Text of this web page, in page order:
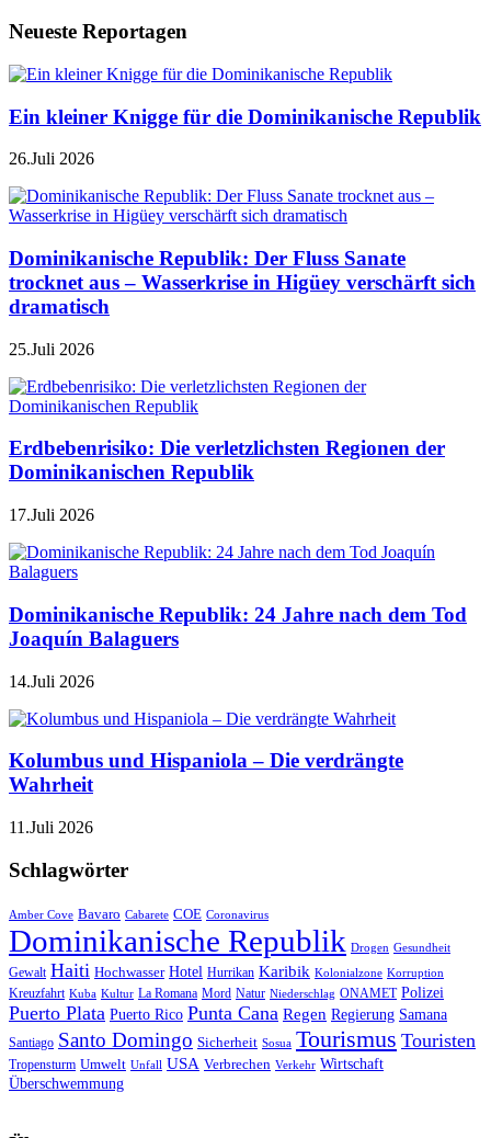
Neueste Reportagen
Ein kleiner Knigge für die Dominikanische Republik
26.Juli 2026
Dominikanische Republik: Der Fluss Sanate
trocknet aus – Wasserkrise in Higüey verschärft sich
dramatisch
25.Juli 2026
Erdbebenrisiko: Die verletzlichsten Regionen der
Dominikanischen Republik
17.Juli 2026
Dominikanische Republik: 24 Jahre nach dem Tod
Joaquín Balaguers
14.Juli 2026
Kolumbus und Hispaniola – Die verdrängte
Wahrheit
11.Juli 2026
Schlagwörter
Amber Cove Bavaro Cabarete COE Coronavirus
Dominikanische Republik Drogen Gesundheit
Gewalt Haiti Hochwasser Hotel Hurrikan Karibik Kolonialzone Korruption
Kreuzfahrt Kuba Kultur La Romana Mord Natur Niederschlag ONAMET Polizei
Puerto Plata Puerto Rico Punta Cana Regen Regierung Samana
Santiago Santo Domingo Sicherheit Sosua Tourismus Touristen
Tropensturm Umwelt Unfall USA Verbrechen Verkehr Wirtschaft
Überschwemmung